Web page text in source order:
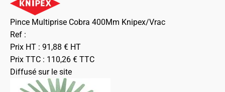
Pince Multiprise Cobra 400Mm Knipex/Vrac
Ref :
Prix HT : 91,88 € HT
Prix TTC : 110,26 € TTC
Diffusé sur le site